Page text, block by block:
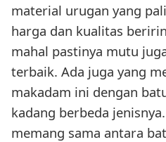
material urugan yang
harga dan kualitas
mahal pastinya mutu
terbaik. Ada juga yang
makadam ini dengan
kadang berbeda
memang sama antara